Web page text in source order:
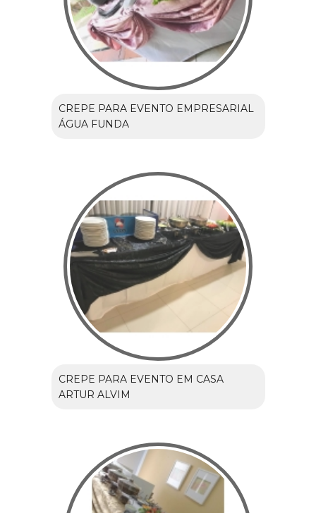
CREPE PARA EVENTO EMPRESARIAL
ÁGUA FUNDA
CREPE PARA EVENTO EM CASA
ARTUR ALVIM